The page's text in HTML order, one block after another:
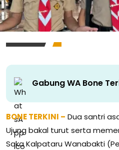
Gabung WA Bone
BONE TERKINI – Dua santri
Ujung bakal turut serta
Saka Kalpataru Wanabakti